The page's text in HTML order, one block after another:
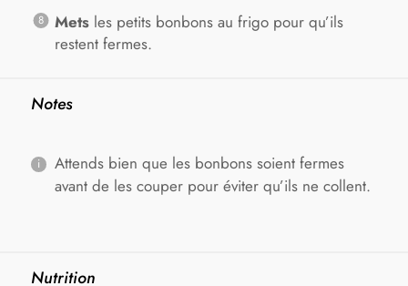
Metsles petits bonbons au frigo pour qu’ils
restent fermes.
Notes
Attends bien que les bonbons soient fermes
avant de les couper pour éviter qu’ils ne collent.
Nutrition